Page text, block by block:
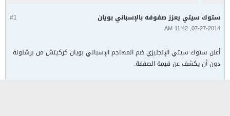
#1 ستوك سيتي يعزز صفوفه بالإسباني بويان
07-27-2014, 11:42 AM
أعلن ستوك سيتي الإنجليزي ضم المهاجم الإسباني بويان كركيتش من برشلونة
دون أن يكشف عن قيمة الصفقة.